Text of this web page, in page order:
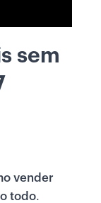
sem
vender
todo.